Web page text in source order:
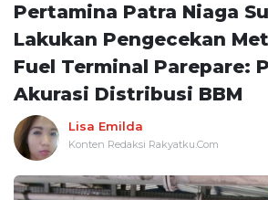
Pertamina Patra Niaga
Lakukan Pengecekan
Fuel Terminal Parepare:
Akurasi Distribusi BBM
Lisa Emilda
Konten Redaksi Rakyatku.Com